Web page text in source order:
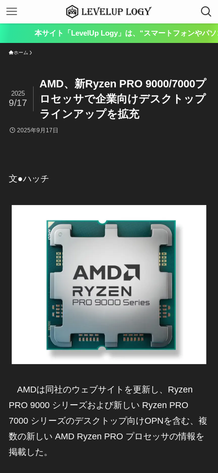
イト「LevelUp Logy」は、“スマートフォンやパソコンでゲー
ホーム
AMD、新Ryzen PRO 9000/7000プ
ロセッサで企業向けデスクトップ
ラインアップを拡充
2025
9/17
2025年9月17日
文●ハッチ
AMDは同社のウェブサイトを更新し、Ryzen
PRO 9000 シリーズおよび新しい Ryzen PRO
7000 シリーズのデスクトップ向けOPNを含む、複
数の新しい AMD Ryzen PRO プロセッサの情報を
掲載した。